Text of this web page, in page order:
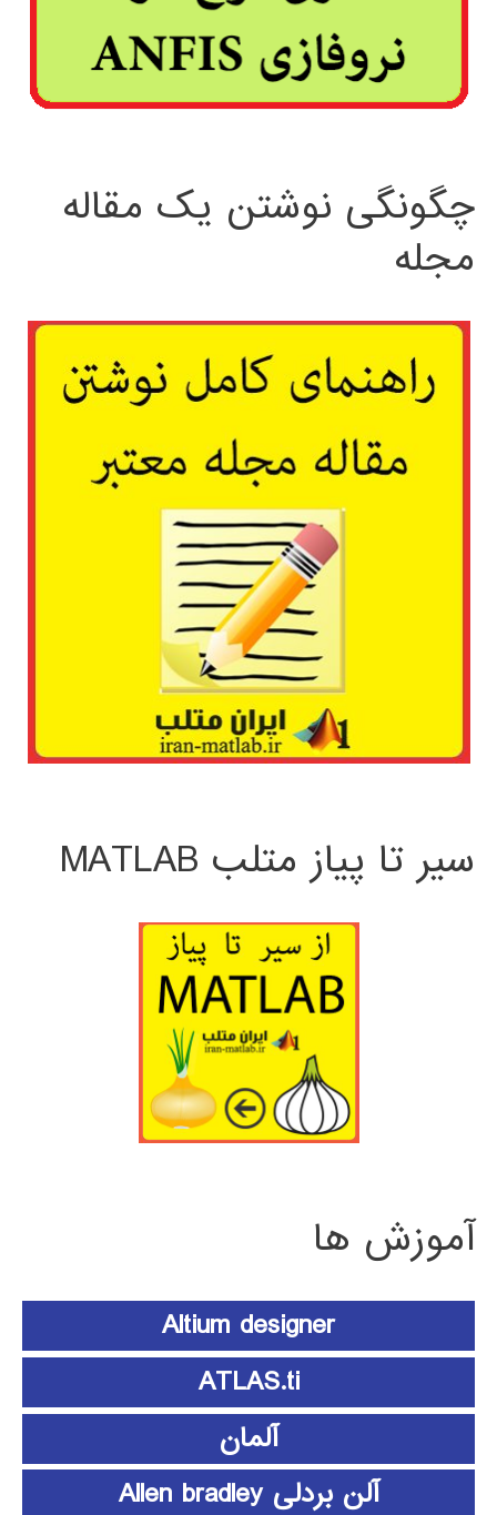
چگونگی نوشتن یک مقاله
مجله
سیر تا پیاز متلب MATLAB
آموزش ها
Altium designer
ATLAS.ti
آلمان
آلن بردلی Allen bradley